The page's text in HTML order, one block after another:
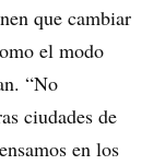
que cambiar
el modo
“No
ciudades de
en los